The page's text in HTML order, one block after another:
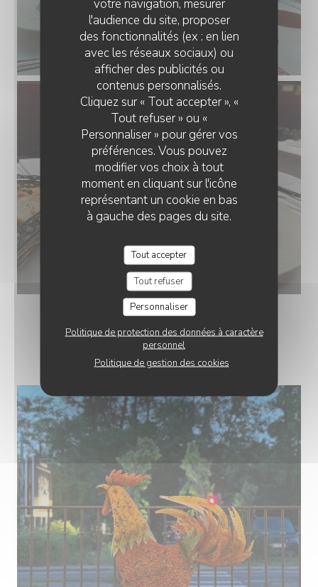
votre navigation, mesurer
l'audience du site, proposer
des fonctionnalités (ex : en lien
avec les réseaux sociaux) ou
afficher des publicités ou
contenus personnalisés.
Cliquez sur « Tout accepter », «
Tout refuser » ou «
Personnaliser » pour gérer vos
préférences. Vous pouvez
modifier vos choix à tout
moment en cliquant sur l'icône
représentant un cookie en bas
à gauche des pages du site.
Tout accepter
Tout refuser
Personnaliser
Politique de protection des données à caractère
personnel
Politique de gestion des cookies
PHOTOS